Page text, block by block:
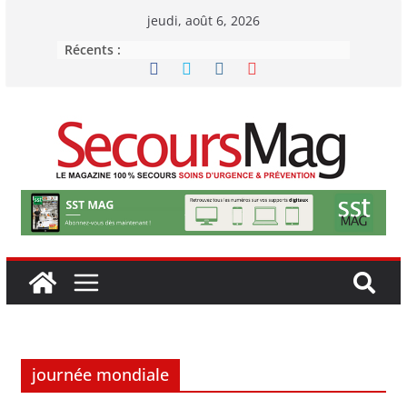
jeudi, août 6, 2026
Récents :
journée mondiale